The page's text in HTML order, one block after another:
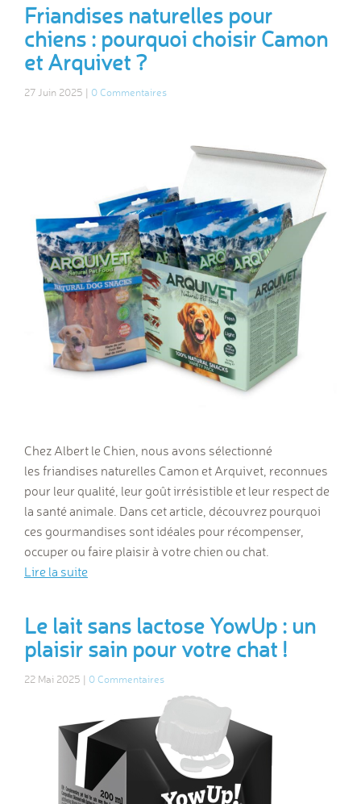
Friandises naturelles pour
chiens : pourquoi choisir Camon
et Arquivet ?
27 Juin 2025 | 0 Commentaires
Chez Albert le Chien, nous avons sélectionné
les friandises naturelles Camon et Arquivet, reconnues
pour leur qualité, leur goût irrésistible et leur respect de
la santé animale. Dans cet article, découvrez pourquoi
ces gourmandises sont idéales pour récompenser,
occuper ou faire plaisir à votre chien ou chat.
Lire la suite
Le lait sans lactose YowUp : un
plaisir sain pour votre chat !
22 Mai 2025 | 0 Commentaires